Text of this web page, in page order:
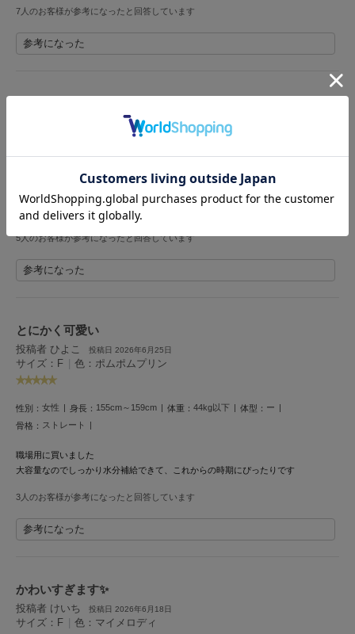
リリーブラウン
リトルユニオン トウキョウ
made of Organics
メイドオブオーガニクス
ミチュ コケット
MIESROHE
ミースロエ
ミーエスミーム
Mila Owen
ミラオーウェン
MOIGE
モワージュ
MUCHA
ミュシャ
NEW Balance
ニューバランス
ネズ
NIKE
ナイキ
7人のお客様が参考になったと回答しています
参考になった
投稿日 2026年6月20日
色：ウサハナ
身長：149cm以下 体重：ー 体型：ー 骨格：ー
プレゼントで購入しました！ とても気に入ってくれてよかったです❁
5人のお客様が参考になったと回答しています
参考になった
とにかく可愛い
投稿者 ひよこ 投稿日 2026年6月25日
サイズ：F 色：ポムポムプリン
性別： 女性 身長： 155cm～159cm 体重： 44kg以下 体型： ー
骨格： ストレート
職場用に買いました
大容量なのでしっかり水分補給できて、これからの時期にぴったりです
3人のお客様が参考になったと回答しています
参考になった
かわいすぎます✨
投稿者 けいち 投稿日 2026年6月18日
サイズ：F 色：マイメロディ